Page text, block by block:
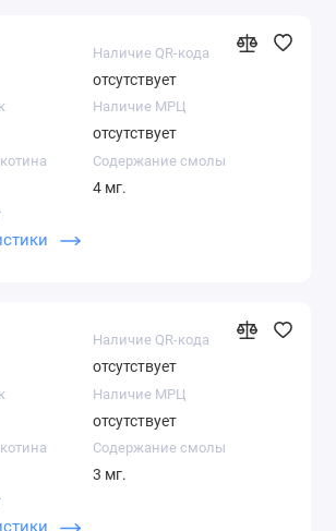
Наличие QR-кода
отсутствует
Наличие МРЦ
отсутствует
Содержание смолы
4 мг.
Наличие QR-кода
отсутствует
Наличие МРЦ
отсутствует
Содержание смолы
3 мг.